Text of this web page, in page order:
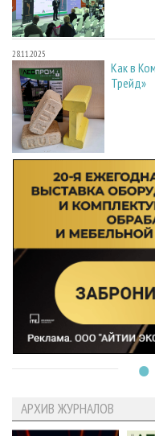
28.11.2025
Как в
Трейд»
АРХИВ ЖУРНАЛОВ